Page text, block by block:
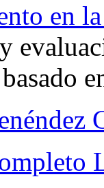
en